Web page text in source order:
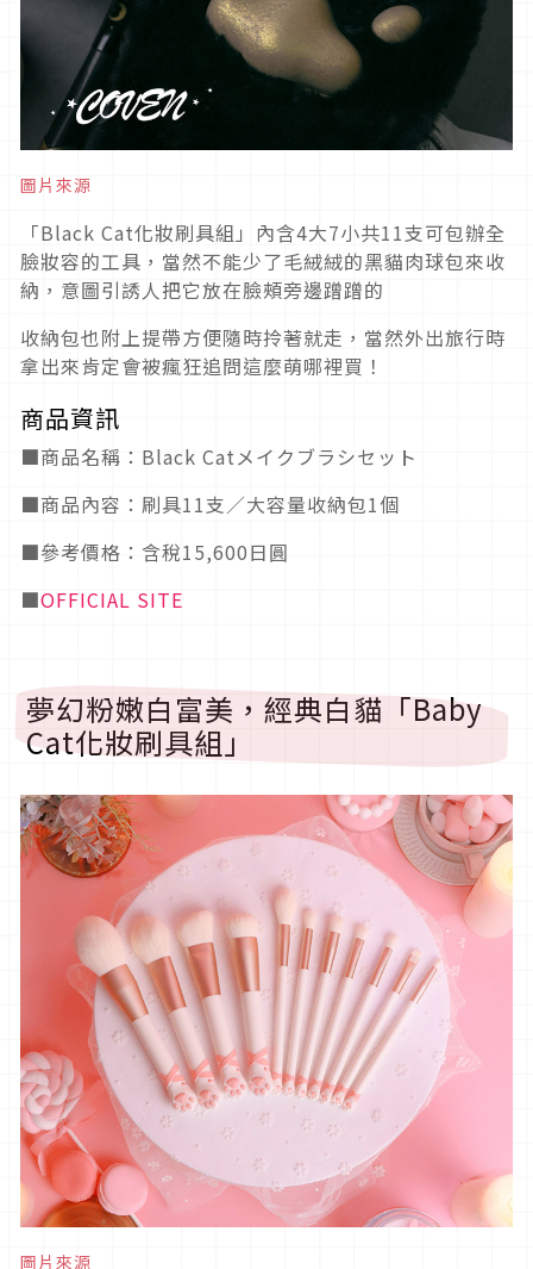
圖片來源
「Black Cat化妝刷具組」內含4大7小共11支可包辦全
臉妝容的工具，當然不能少了毛絨絨的黑貓肉球包來收
納，意圖引誘人把它放在臉頰旁邊蹭蹭的
收納包也附上提帶方便隨時拎著就走，當然外出旅行時
拿出來肯定會被瘋狂追問這麼萌哪裡買！
商品資訊
■商品名稱：Black Catメイクブラシセット
■商品內容：刷具11支／大容量收納包1個
■參考價格：含稅15,600日圓
■OFFICIAL SITE
夢幻粉嫩白富美，經典白貓「Baby
Cat化妝刷具組」
圖片來源